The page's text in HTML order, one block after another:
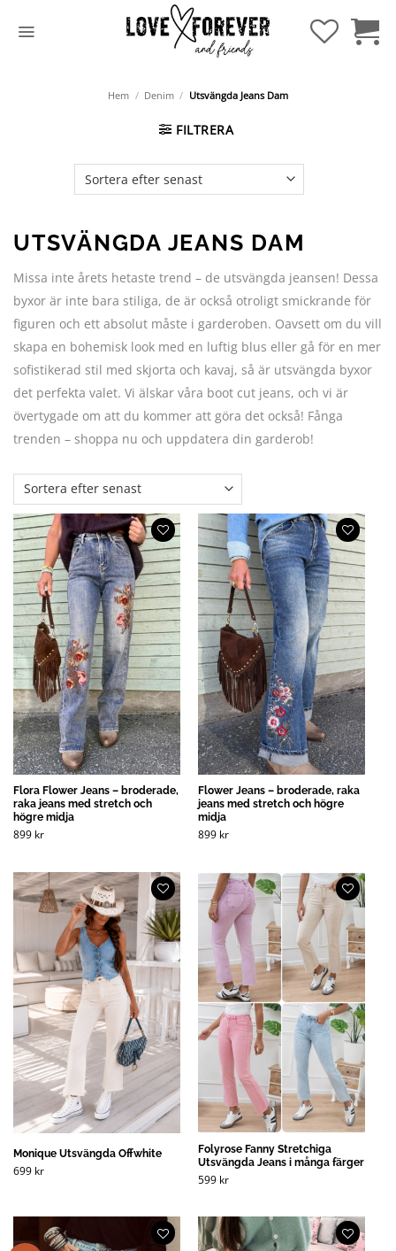
Hem / Denim / Utsvängda Jeans Dam
FILTRERA
UTSVÄNGDA JEANS DAM
Missa inte årets hetaste trend – de utsvängda jeansen! Dessa
byxor är inte bara stiliga, de är också otroligt smickrande för
figuren och ett absolut måste i garderoben. Oavsett om du vill
skapa en bohemisk look med en luftig blus eller gå för en mer
sofistikerad stil med skjorta och kavaj, så är utsvängda byxor
det perfekta valet. Vi älskar våra boot cut jeans, och vi är
övertygade om att du kommer att göra det också! Fånga
trenden – shoppa nu och uppdatera din garderob!
Flora Flower Jeans – broderade,
raka jeans med stretch och
högre midja
899 kr
Flower Jeans – broderade, raka
jeans med stretch och högre
midja
899 kr
Monique Utsvängda Offwhite
699 kr
Folyrose Fanny Stretchiga
Utsvängda Jeans i många färger
599 kr